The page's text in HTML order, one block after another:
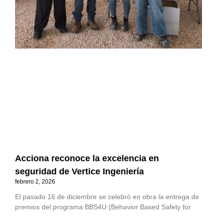
Acciona reconoce la excelencia en
seguridad de Vertice Ingeniería
febrero 2, 2026
El pasado 16 de diciembre se celebró en obra la entrega de
premios del programa BBS4U (Behavior Based Safety for